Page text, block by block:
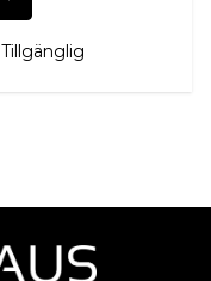
Tillgänglig